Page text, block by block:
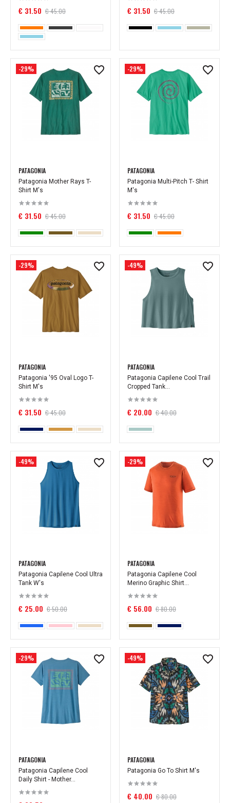
€ 31.50 € 45.00 € 31.50 € 45.00
-29%
PATAGONIA
Patagonia Mother Rays T-
Shirt M's
€ 31.50 € 45.00
-29%
PATAGONIA
Patagonia Multi-Pitch Т- Shirt
M's
€ 31.50 € 45.00
-29%
PATAGONIA
Patagonia '95 Oval Logo T-
Shirt M's
€ 31.50 € 45.00
-49%
PATAGONIA
Patagonia Capilene Cool Trail
Cropped Tank...
€ 20.00 € 40.00
-49%
PATAGONIA
Patagonia Capilene Cool Ultra
Tank W's
€ 25.00 € 50.00
-29%
PATAGONIA
Patagonia Capilene Cool
Merino Graphic Shirt...
€ 56.00 € 80.00
-29%
PATAGONIA
Patagonia Capilene Cool
Daily Shirt - Mother...
-49%
PATAGONIA
Patagonia Go To Shirt M's
€ 40.00 € 80.00